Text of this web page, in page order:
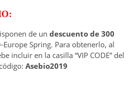
de un descuento de 300
Europe Spring. Para obtenerlo, al
incluir en la casilla “VIP CODE” del
Asebio2019